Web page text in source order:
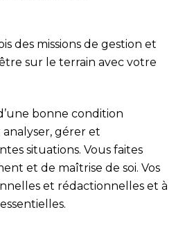
des missions de gestion et
sur le terrain avec votre
bonne condition
analyser, gérer et
situations. Vous faites
et de maîtrise de soi. Vos
et rédactionnelles et à